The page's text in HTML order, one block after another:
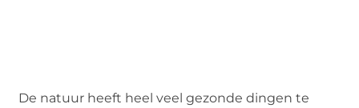
De natuur heeft heel veel gezonde dingen te